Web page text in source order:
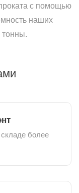
с помощью
наших
тонны.
более